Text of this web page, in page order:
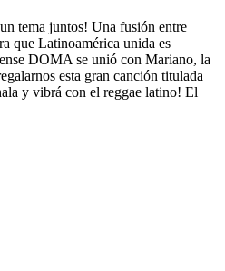
tema juntos! Una fusión entre
que Latinoamérica unida es
DOMA se unió con Mariano, la
esta gran canción titulada
y vibrá con el reggae latino! El